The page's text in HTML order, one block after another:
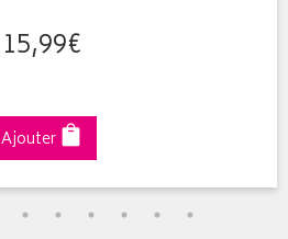
15,99€
Ajouter